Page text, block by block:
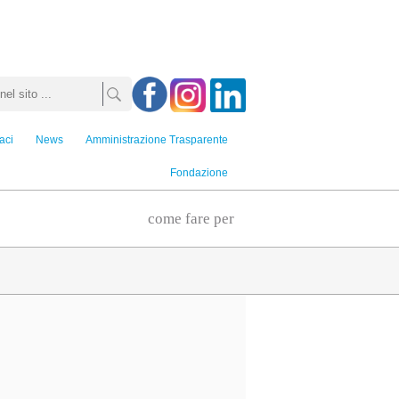
News Amministrazione Trasparente
Fondazione
come fare per